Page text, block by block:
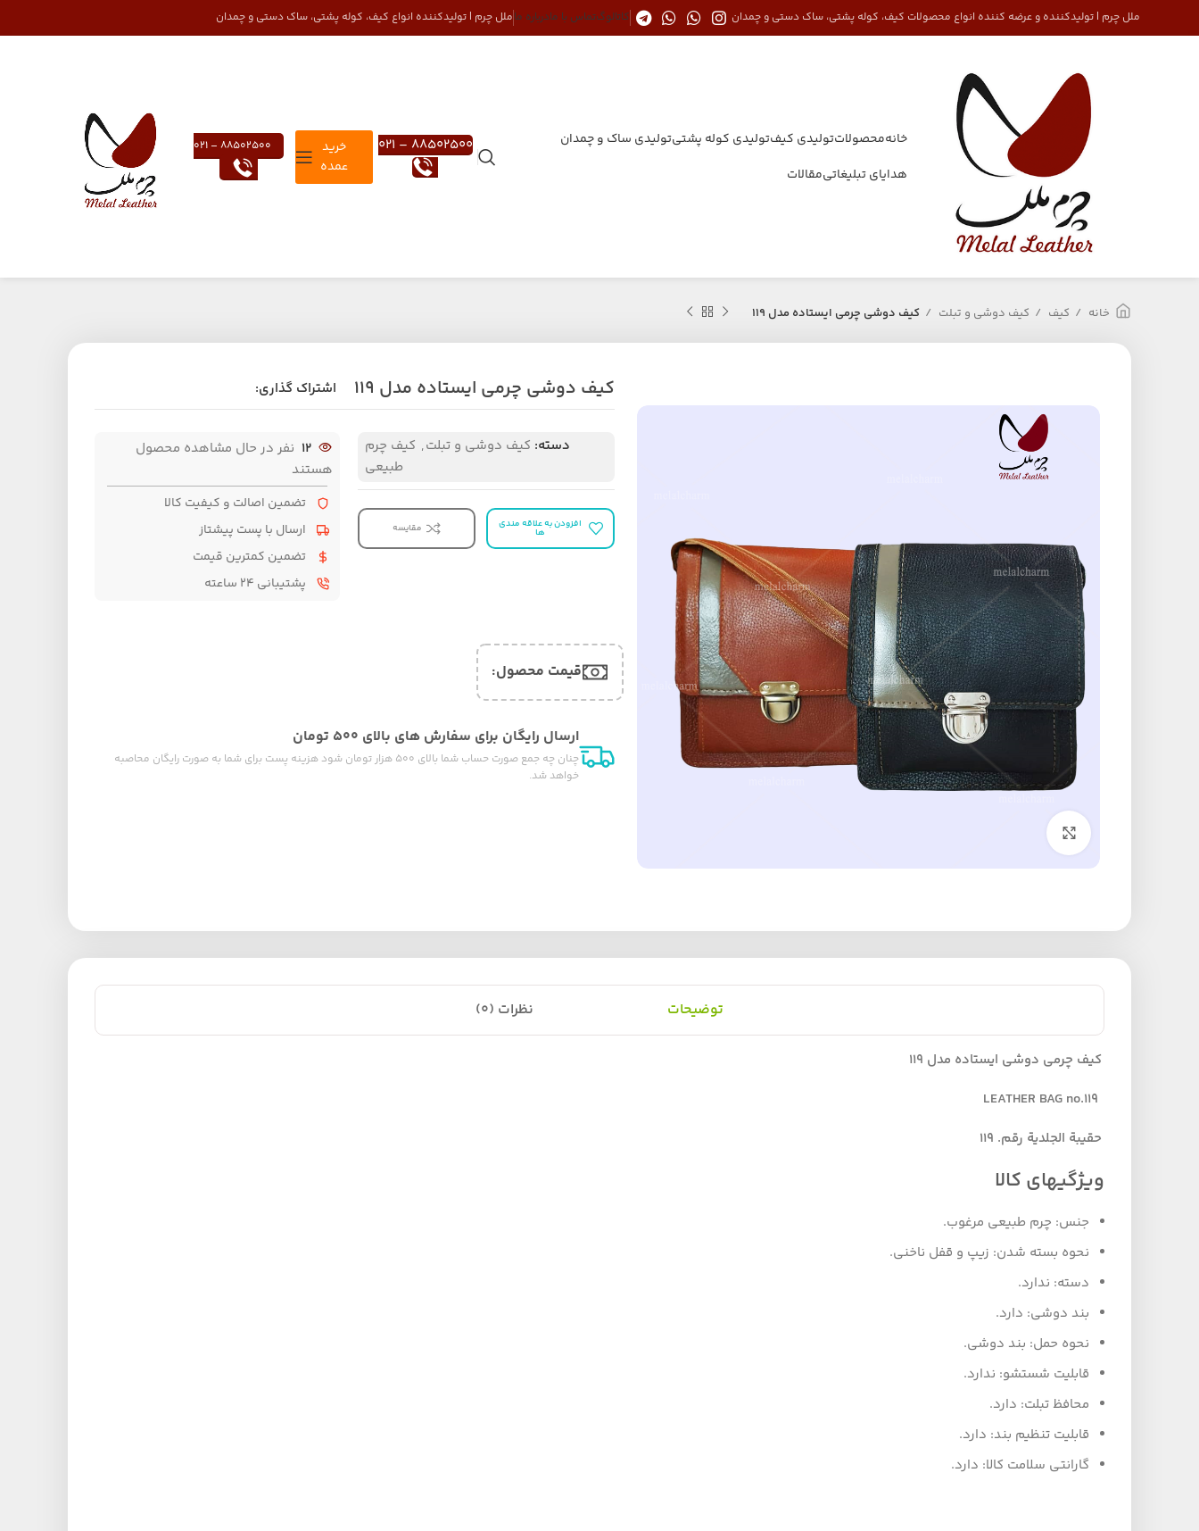
ملل چرم | تولیدکننده و عرضه کننده انواع محصولات کیف، کوله پشتی، ساک دستی و چمدان کاتالوگتماس با مادرباره ماملل چرم | تولیدکننده انواع کیف، کوله پشتی، ساک دستی و چمدان
خانهمحصولاتتولیدی کیفتولیدی کوله پشتیتولیدی ساک و چمدان
هدایای تبلیغاتیمقالات
88502500 – 021
خرید
عمده
88502500 – 021
خانه کیف کیف دوشی و تبلت کیف دوشی چرمی ایستاده مدل 119
کیف دوشی چرمی ایستاده مدل 119 اشتراک گذاری:
دسته: کیف دوشی و تبلت, کیف چرم
طبیعی
افزودن به علاقه مندی
ها مقایسه
12 نفر در حال مشاهده محصول
هستند
تضمین اصالت و کیفیت کالا
ارسال با پست پیشتاز
تضمین کمترین قیمت
پشتیبانی ۲۴ ساعته
قیمت محصول:​
ارسال رایگان برای سفارش های بالای ۵۰۰ تومان
چنان چه جمع صورت حساب شما بالای ۵۰۰ هزار تومان شود هزینه پست برای شما به صورت رایگان محاصبه
خواهد شد.
توضیحات نظرات (0)
کیف چرمی دوشی ایستاده مدل 119
حقیبة الجلدیة رقم. 119
ویژگیهای کالا
جنس: چرم طبیعی مرغوب.
نحوه بسته شدن: زیپ و قفل ناخنی.
دسته: ندارد.
بند دوشی: دارد.
نحوه حمل: بند دوشی.
قابلیت شستشو: ندارد.
محافظ تبلت: دارد.
قابلیت تنظیم بند: دارد.
گارانتی سلامت کالا: دارد.